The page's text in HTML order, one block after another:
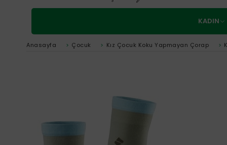
KADIN
Anasayfa > Çocuk > Kız Çocuk Koku Yapmayan Çorap >